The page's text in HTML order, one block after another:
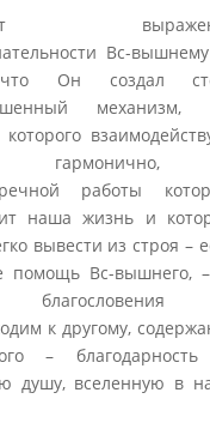
Вс-
Он создал
механизм,
которого
гармонично,
работы
наша жизнь и
вывести из строя –
помощь Вс-вышнего,
благословения
к другому,
–
душу, вселенную в